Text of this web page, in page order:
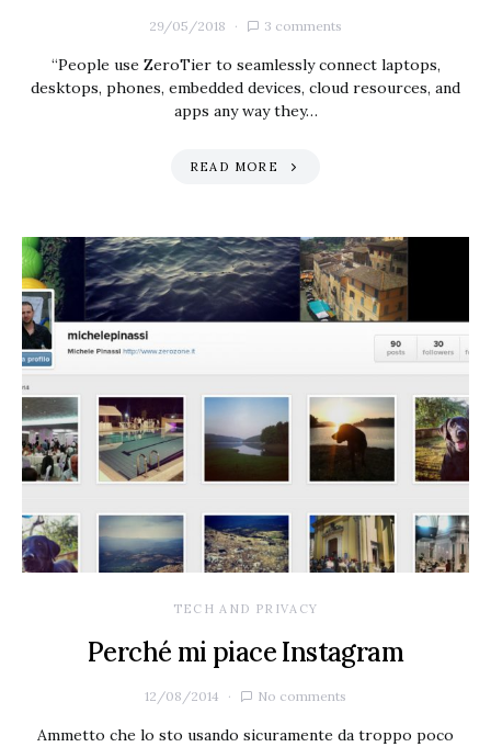
29/05/2018 3 comments
“People use ZeroTier to seamlessly connect laptops,
desktops, phones, embedded devices, cloud resources, and
apps any way they…
READ MORE
TECH AND PRIVACY
Perché mi piace Instagram
12/08/2014 No comments
Ammetto che lo sto usando sicuramente da troppo poco